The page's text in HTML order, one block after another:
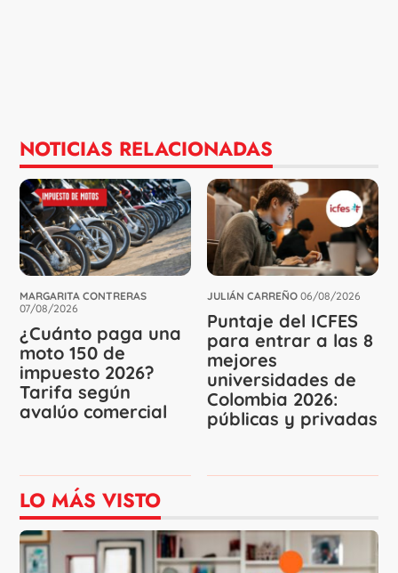
NOTICIAS RELACIONADAS
MARGARITA CONTRERAS
07/08/2026
¿Cuánto paga una
moto 150 de
impuesto 2026?
Tarifa según
avalúo comercial
JULIÁN CARREÑO 06/08/2026
Puntaje del ICFES
para entrar a las 8
mejores
universidades de
Colombia 2026:
públicas y privadas
LO MÁS VISTO